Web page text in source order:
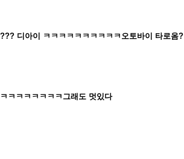
??? 디아이 ㅋㅋㅋㅋㅋㅋㅋㅋㅋㅋ오토바이 타로옴?
ㅋㅋㅋㅋㅋㅋㅋㅋ그래도 멋있다